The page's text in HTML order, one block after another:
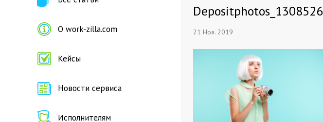
О work-zilla.com
Кейсы
Новости сервиса
Исполнителям
21 Ноя. 2019